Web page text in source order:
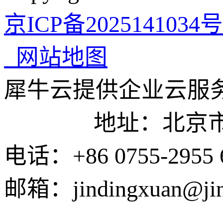
京ICP备2025141034
网站地图
犀牛云提供企业云服
地址：北京市东
电话：+86 0755-2955
邮箱：